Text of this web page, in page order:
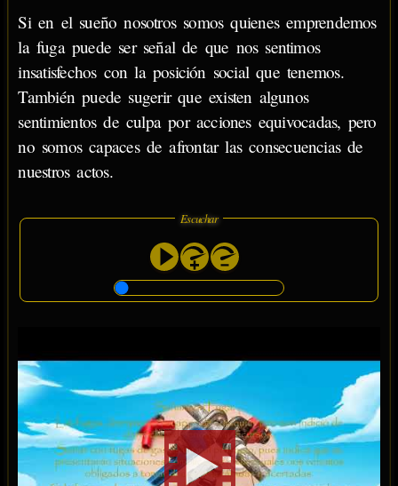
Si en el sueño nosotros somos quienes emprendemos
la fuga puede ser señal de que nos sentimos
insatisfechos con la posición social que tenemos.
También puede sugerir que existen algunos
sentimientos de culpa por acciones equivocadas, pero
no somos capaces de afrontar las consecuencias de
nuestros actos.
Escuchar